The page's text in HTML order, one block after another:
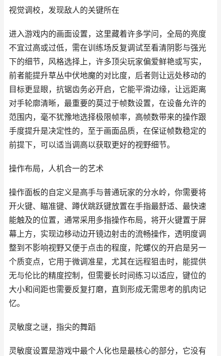
视觉调校，发现敌人的关键所在
进入游戏内的画面设置，这里藏着许多学问，全局的亮度
不宜过高或过低，需在训练场反复调试至看清阴影与强光
下的细节，风格选择上，许多顶尖玩家偏爱鲜艳或写实，
前者能提升草丛中伏地魔的对比度，后者则让远处移动的
目标更显眼，抗锯齿务必开启，它能平滑边缘，让远距离
对手轮廓清晰，最重要的莫过于帧数设置，在设备允许的
范围内，毫不犹豫地选择极限帧率，高帧数带来的操作跟
手度提升是决定性的，至于画面品质，在保证帧数稳定的
前提下，可以适当调高以获取更好的视野细节。
操作布局，人机合一的艺术
操作面板的自定义是高手与普通玩家的分水岭，你需要将
开火键、瞄准键、蹲伏跳跃键放置在手指最舒适、最快速
能触及的位置，通常采用多指操作布局，将开火键置于屏
幕上方，实现边移动边开镜边射击的流畅操作，透明度调
整到不影响视野又便于点击的程度，陀螺仪的开启是另一
个质变点，它用于微调准星，尤其在远程狙击时，能提供
无与伦比的精度控制，但需要长时间练习以适应，键位的
大小和间距也需要反复打磨，直到形成无需思考的肌肉记
忆。
灵敏度之谜，指尖的舞蹈
灵敏度设置是游戏中最个人化也是最核心的部分，它没有